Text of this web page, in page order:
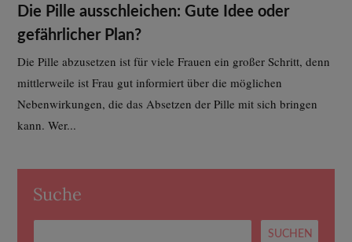
Die Pille ausschleichen: Gute Idee oder
gefährlicher Plan?
Die Pille abzusetzen ist für viele Frauen ein großer Schritt, denn
mittlerweile ist Frau gut informiert über die möglichen
Nebenwirkungen, die das Absetzen der Pille mit sich bringen
kann. Wer...
Suche